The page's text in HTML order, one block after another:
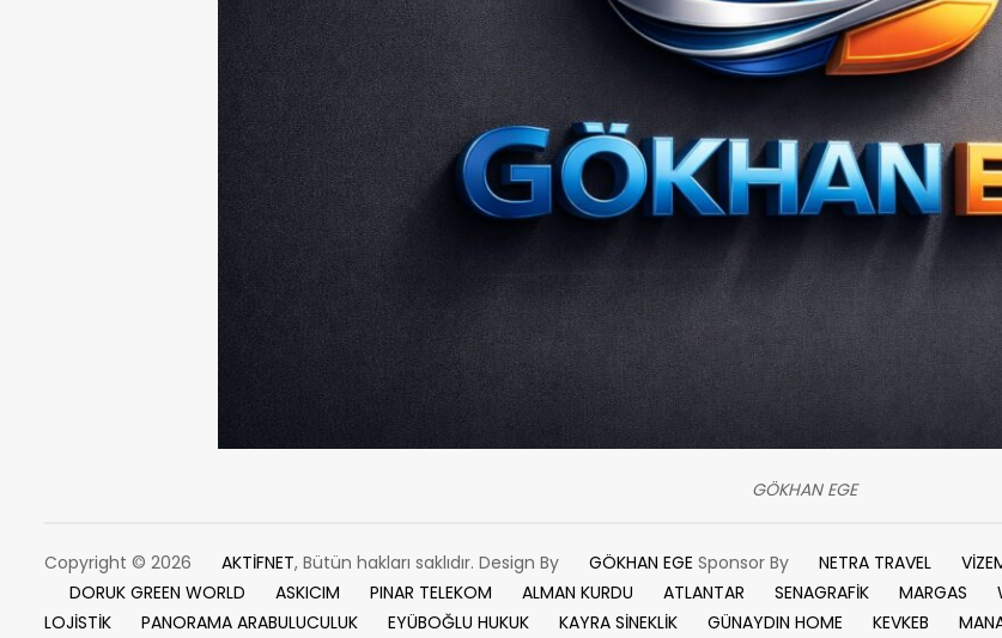
GÖKHAN EGE
Copyright © 2026 AKTİFNET, Bütün hakları saklıdır. Design By GÖKHAN EGE Sponsor By NETRA TRAVEL
DORUK GREEN WORLD
ASKICIM PINAR TELEKOM ALMAN KURDU ATLANTAR SENAGRAFİK MARGAS
LOJİSTİK
PANORAMA ARABULUCULUK EYÜBOĞLU HUKUK KAYRA SİNEKLİK GÜNAYDIN HOME KEVKEB